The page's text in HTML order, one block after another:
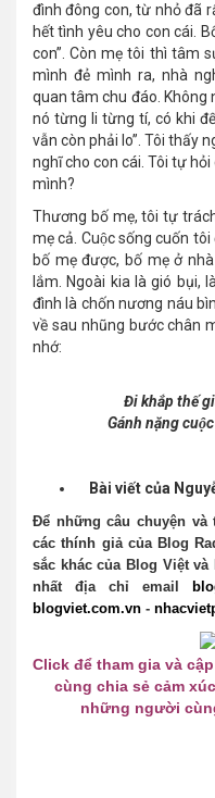
đình đông con, từ nhỏ đã
hết tình yêu cho con cái.
con”. Còn mẹ tôi thì tâm
mình đẻ mình ra, nhà
quan tâm chu đáo. Không
nó từng li từng tí, có khi
vẫn còn phải lo”. Tôi thấy
nghĩ cho con cái. Tôi tự
mình?
Thương bố mẹ, tôi tự
mẹ cả. Cuộc sống cuốn
bố mẹ được, bố mẹ ở
lắm. Ngoài kia là gió bụi,
đình là chốn nương náu
về sau nhũng bước chân
nhớ:
Đi khắp thế
Gánh nặng
Bài viết của
Để những câu chuyện
các thính giả của Blog
sắc khác của Blog Việt
nhất địa chỉ email
blogviet.com.vn -
Click để tham gia và
cùng chia sẻ cảm
những người